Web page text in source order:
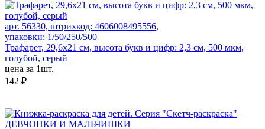
арт. 56330, штрихкод: 4606008495556,
упаковки: 1/50/250/500
Трафарет, 29,6х21 см, высота букв и цифр: 2,3 см, 500 мкм,
голубой, серый
цена за 1шт.
142 ₽